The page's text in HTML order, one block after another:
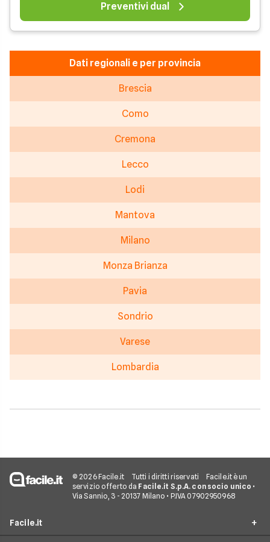
Preventivi dual
Dati regionali e per provincia
Brescia
Como
Cremona
Lecco
Lodi
Mantova
Milano
Monza Brianza
Pavia
Sondrio
Varese
Lombardia
© 2026 Facile.it Tutti i diritti riservati
Facile.it è un
servizio offerto da Facile.it S.p.A. con socio unico •
Via Sannio, 3 - 20137 Milano • P.IVA 07902950968
Facile.it